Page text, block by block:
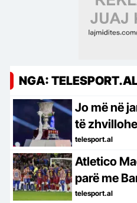
NGA:
Jo më në
të
Spanjës.
të
telesport.al
Atletico
parë me
shumë
telesport.al